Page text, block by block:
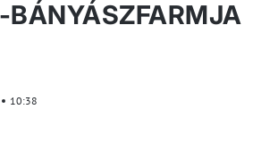
BÁNYÁSZFARMJA
10:38